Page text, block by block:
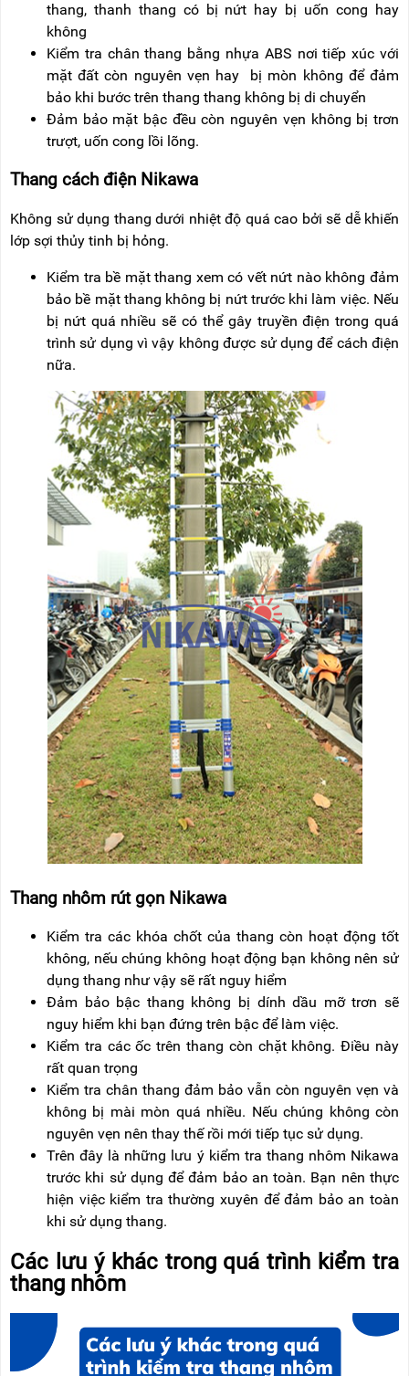
thang, thanh thang có bị nứt hay bị uốn cong hay
không
Kiểm tra chân thang bằng nhựa ABS nơi tiếp xúc với
mặt đất còn nguyên vẹn hay bị mòn không để đảm
bảo khi bước trên thang thang không bị di chuyển
Đảm bảo mặt bậc đều còn nguyên vẹn không bị trơn
trượt, uốn cong lồi lõng.
Thang cách điện Nikawa
Không sử dụng thang dưới nhiệt độ quá cao bởi sẽ dễ khiến
lớp sợi thủy tinh bị hỏng.
Kiểm tra bề mặt thang xem có vết nứt nào không đảm
bảo bề mặt thang không bị nứt trước khi làm việc. Nếu
bị nứt quá nhiều sẽ có thể gây truyền điện trong quá
trình sử dụng vì vậy không được sử dụng để cách điện
nữa.
Thang nhôm rút gọn Nikawa
Kiểm tra các khóa chốt của thang còn hoạt động tốt
không, nếu chúng không hoạt động bạn không nên sử
dụng thang như vậy sẽ rất nguy hiểm
Đảm bảo bậc thang không bị dính dầu mỡ trơn sẽ
nguy hiểm khi bạn đứng trên bậc để làm việc.
Kiểm tra các ốc trên thang còn chặt không. Điều này
rất quan trọng
Kiểm tra chân thang đảm bảo vẫn còn nguyên vẹn và
không bị mài mòn quá nhiều. Nếu chúng không còn
nguyên vẹn nên thay thế rồi mới tiếp tục sử dụng.
Trên đây là những lưu ý kiểm tra thang nhôm Nikawa
trước khi sử dụng để đảm bảo an toàn. Bạn nên thực
hiện việc kiểm tra thường xuyên để đảm bảo an toàn
khi sử dụng thang.
Các lưu ý khác trong quá trình kiểm tra
thang nhôm